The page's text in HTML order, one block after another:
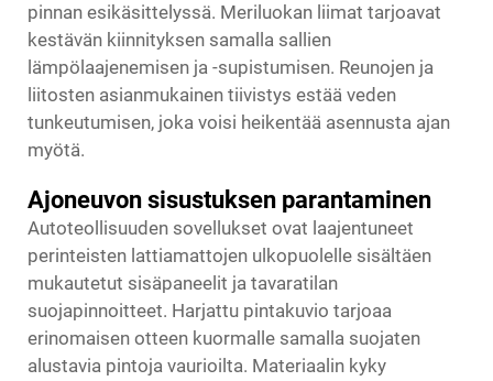
pinnan esikäsittelyssä. Meriluokan liimat tarjoavat
kestävän kiinnityksen samalla sallien
lämpölaajenemisen ja -supistumisen. Reunojen ja
liitosten asianmukainen tiivistys estää veden
tunkeutumisen, joka voisi heikentää asennusta ajan
myötä.
Ajoneuvon sisustuksen parantaminen
Autoteollisuuden sovellukset ovat laajentuneet
perinteisten lattiamattojen ulkopuolelle sisältäen
mukautetut sisäpaneelit ja tavaratilan
suojapinnoitteet. Harjattu pintakuvio tarjoaa
erinomaisen otteen kuormalle samalla suojaten
alustavia pintoja vaurioilta. Materiaalin kyky